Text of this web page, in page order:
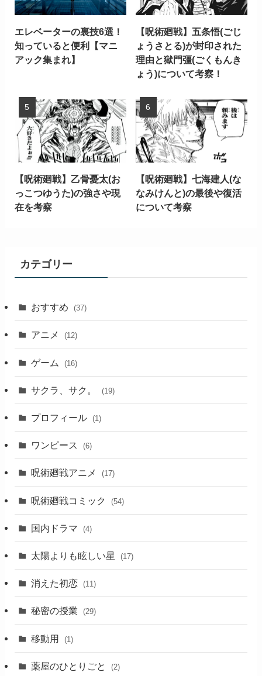
エレベーターの裏技6選！
知っていると便利【マニ
アック集まれ】
【呪術廻戦】五条悟(ごじ
ょうさとる)が封印された
理由と獄門彊(ごくもんき
ょう)について考察！
【呪術廻戦】乙骨憂太(お
っこつゆうた)の強さや現
在を考察
【呪術廻戦】七海建人(な
なみけんと)の最後や復活
について考察
カテゴリー
おすすめ (37)
アニメ (12)
ゲーム (16)
サクラ、サク。 (19)
プロフィール (1)
ワンピース (6)
呪術廻戦アニメ (17)
呪術廻戦コミック (54)
国内ドラマ (4)
太陽よりも眩しい星 (17)
消えた初恋 (11)
秘密の授業 (29)
移動用 (1)
薬屋のひとりごと (2)